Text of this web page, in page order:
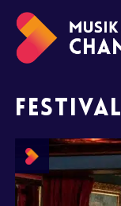
FESTIVAL